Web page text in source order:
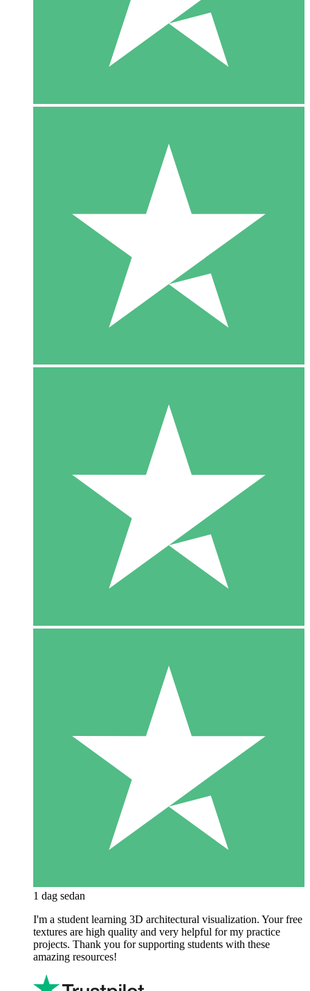
1 dag sedan
I'm a student learning 3D architectural visualization. Your free
textures are high quality and very helpful for my practice
projects. Thank you for supporting students with these
amazing resources!